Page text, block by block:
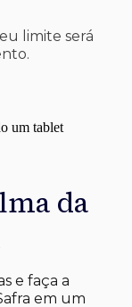
limite será
da
e faça a
em um